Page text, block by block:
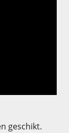
geschikt.